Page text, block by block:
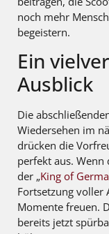
noch mehr
begeistern.
Ein
Ausblick
Die
Wiedersehen im
drücken die
perfekt aus.
der „King of
Fortsetzung voller
Momente freuen.
bereits jetzt